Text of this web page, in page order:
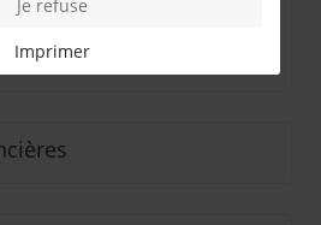
et un quartier de la ville d'
Je refuse
Imprimer